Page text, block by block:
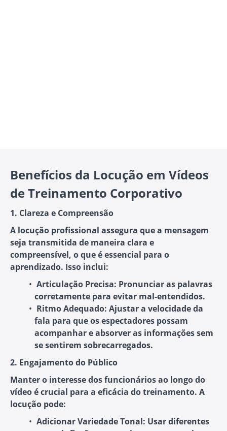
Benefícios da Locução em Vídeos
de Treinamento Corporativo
1. Clareza e Compreensão
A locução profissional assegura que a mensagem
seja transmitida de maneira clara e
compreensível, o que é essencial para o
aprendizado. Isso inclui:
Articulação Precisa: Pronunciar as palavras
corretamente para evitar mal-entendidos.
Ritmo Adequado: Ajustar a velocidade da
fala para que os espectadores possam
acompanhar e absorver as informações sem
se sentirem sobrecarregados.
2. Engajamento do Público
Manter o interesse dos funcionários ao longo do
vídeo é crucial para a eficácia do treinamento. A
locução pode:
Adicionar Variedade Tonal: Usar diferentes